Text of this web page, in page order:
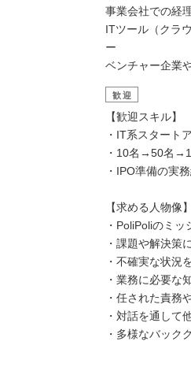
事業会社での経
ITツール（クラ
ー
ベンチャー企業
歓迎
【歓迎スキル】
・IT系スタート
・10名→50名
・IPO準備の実
【求める人物像】
・PoliPoliのミ
・課題や解決策
・不確実な状況
・業務に必要な
・任された責務
・対話を通して
・多様なバック